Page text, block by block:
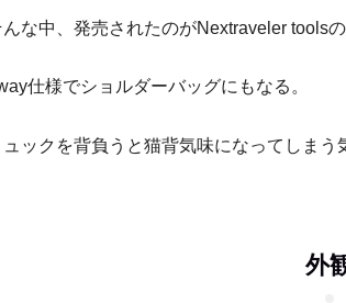
んな中、発売されたのがNextraveler toolsの
仕様でショルダーバッグにもなる。
ュックを背負うと猫背気味になってしま
外